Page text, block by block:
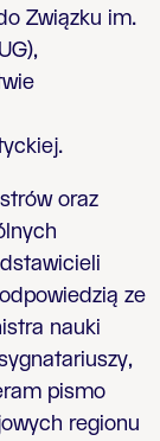
Związku im.
oraz
ze
nauki
pismo
regionu